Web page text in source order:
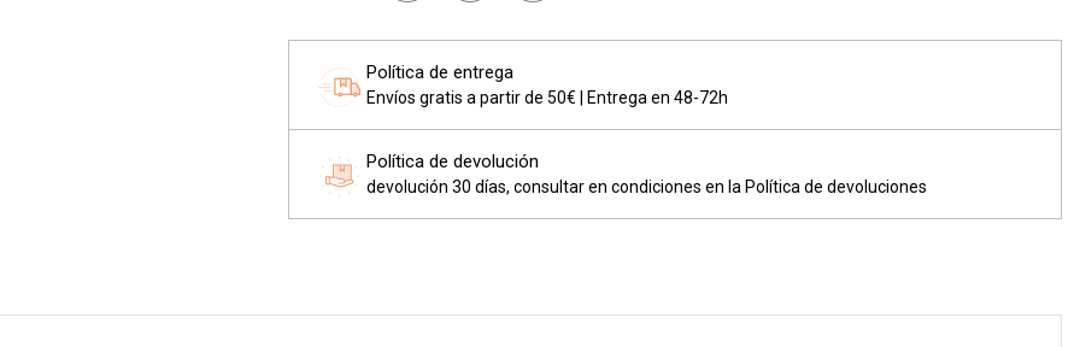
Política de entrega
Envíos gratis a partir de 50€ | Entrega en 48-72h
Política de devolución
devolución 30 días, consultar en condiciones en la Política de devoluciones